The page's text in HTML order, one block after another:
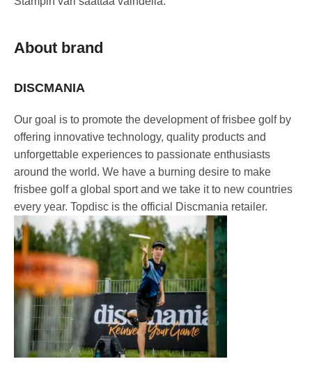
About brand
DISCMANIA
Our goal is to promote the development of frisbee golf by
offering innovative technology, quality products and
unforgettable experiences to passionate enthusiasts
around the world. We have a burning desire to make
frisbee golf a global sport and we take it to new countries
every year. Topdisc is the official Discmania retailer.